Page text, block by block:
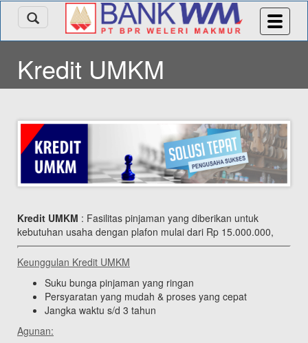
Kredit UMKM
Kredit UMKM : Fasilitas pinjaman yang diberikan untuk
kebutuhan usaha dengan plafon mulai dari Rp 15.000.000,
Keunggulan Kredit UMKM
Suku bunga pinjaman yang ringan
Persyaratan yang mudah & proses yang cepat
Jangka waktu s/d 3 tahun
Agunan: